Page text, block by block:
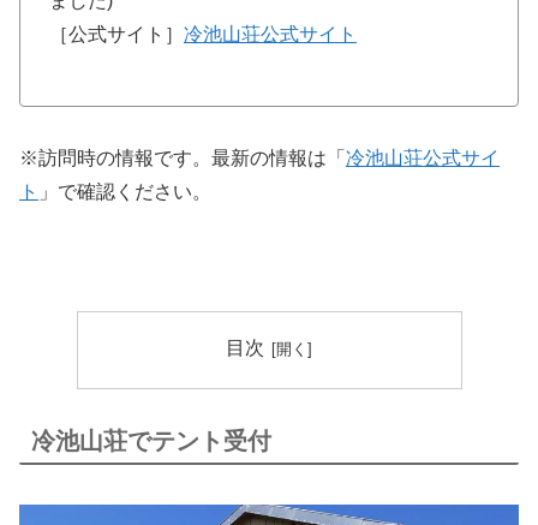
［公式サイト］ 冷池山荘公式サイト
※訪問時の情報です。最新の情報は「 冷池山荘公式サイ
ト 」で確認ください。
目次
冷池山荘でテント受付